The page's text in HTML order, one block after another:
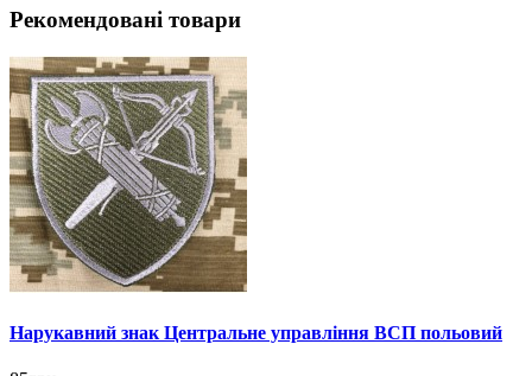
Рекомендовані товари
Нарукавний знак Центральне управління ВСП польовий